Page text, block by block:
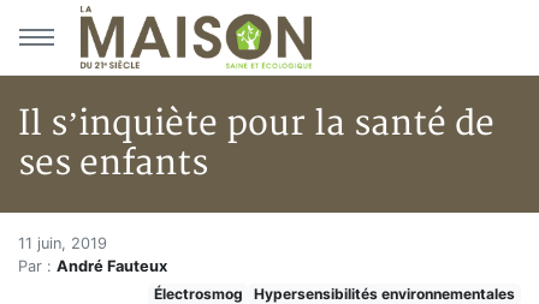
Aller au menu principal
Aller au contenu principal
Il s’inquiète pour la santé de
ses enfants
Accueil
Articles
Il s’inquiète pour la santé de
11 juin, 2019
Par : André Fauteux
Électrosmog
Hypersensibilités environnementales